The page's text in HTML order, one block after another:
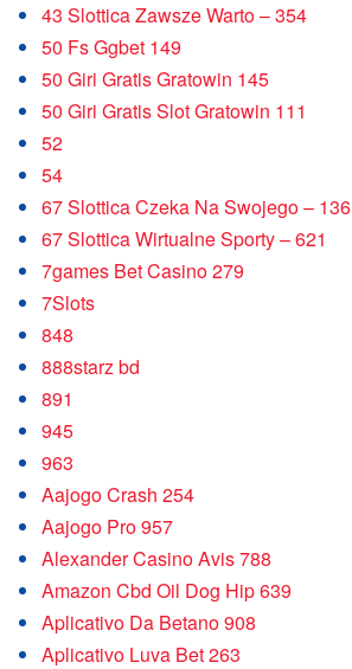
43 Slottica Zawsze Warto – 354
50 Fs Ggbet 149
50 Giri Gratis Gratowin 145
50 Giri Gratis Slot Gratowin 111
52
54
67 Slottica Czeka Na Swojego – 136
67 Slottica Wirtualne Sporty – 621
7games Bet Casino 279
7Slots
848
888starz bd
891
945
963
Aajogo Crash 254
Aajogo Pro 957
Alexander Casino Avis 788
Amazon Cbd Oil Dog Hip 639
Aplicativo Da Betano 908
Aplicativo Luva Bet 263